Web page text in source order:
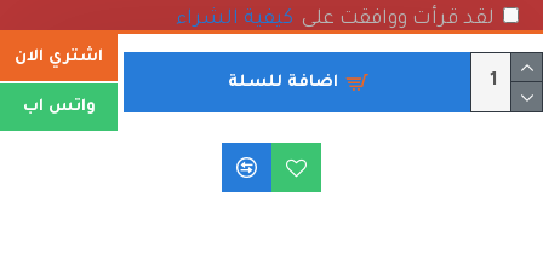
اضافة للسلة
اشتري الان
واتس اب
لقد قرأت ووافقت على كيفية الشراء